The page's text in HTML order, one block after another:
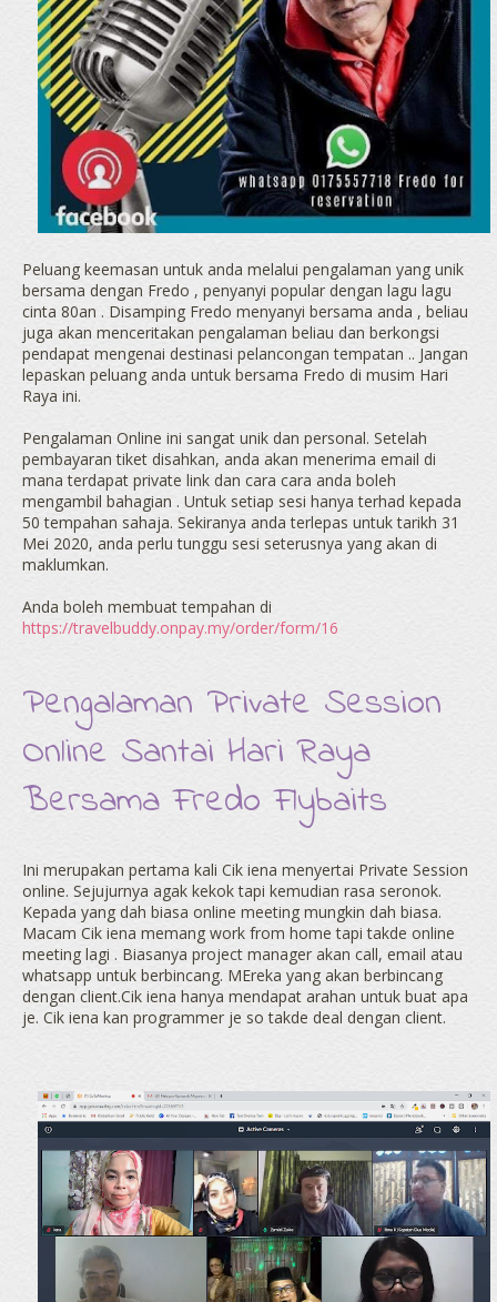
Peluang keemasan untuk anda melalui pengalaman yang unik
bersama dengan Fredo , penyanyi popular dengan lagu lagu
cinta 80an . Disamping Fredo menyanyi bersama anda , beliau
juga akan menceritakan pengalaman beliau dan berkongsi
pendapat mengenai destinasi pelancongan tempatan .. Jangan
lepaskan peluang anda untuk bersama Fredo di musim Hari
Raya ini.
Pengalaman Online ini sangat unik dan personal. Setelah
pembayaran tiket disahkan, anda akan menerima email di
mana terdapat private link dan cara cara anda boleh
mengambil bahagian . Untuk setiap sesi hanya terhad kepada
50 tempahan sahaja. Sekiranya anda terlepas untuk tarikh 31
Mei 2020, anda perlu tunggu sesi seterusnya yang akan di
maklumkan.
Anda boleh membuat tempahan di
https://travelbuddy.onpay.my/order/form/16
Pengalaman Private Session
Online Santai Hari Raya
Bersama Fredo Flybaits
Ini merupakan pertama kali Cik iena menyertai Private Session
online. Sejujurnya agak kekok tapi kemudian rasa seronok.
Kepada yang dah biasa online meeting mungkin dah biasa.
Macam Cik iena memang work from home tapi takde online
meeting lagi . Biasanya project manager akan call, email atau
whatsapp untuk berbincang. MEreka yang akan berbincang
dengan client.Cik iena hanya mendapat arahan untuk buat apa
je. Cik iena kan programmer je so takde deal dengan client.